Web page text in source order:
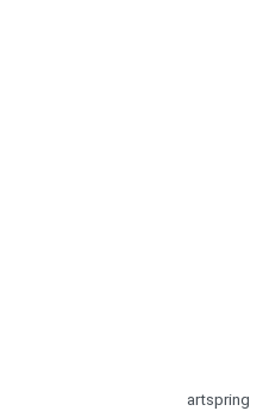
artspring